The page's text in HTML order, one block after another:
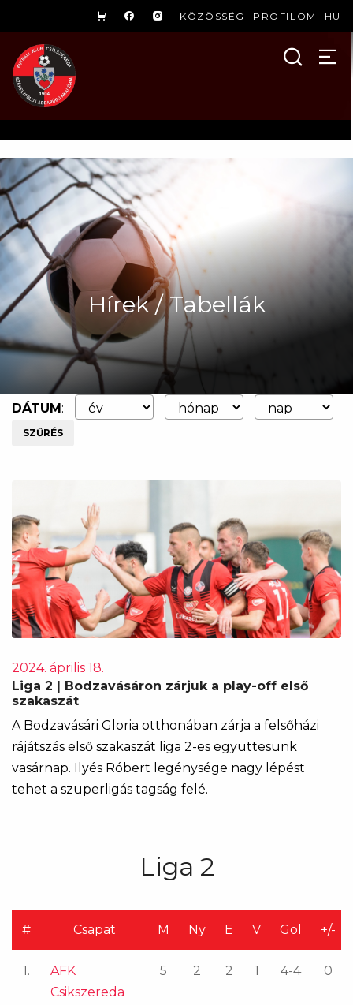
KÖZÖSSÉG PROFILOM HU
Hírek / Tabellák
DÁTUM:
SZŰRÉS
2024. április 18.
Liga 2 | Bodzavásáron zárjuk a play-off első
szakaszát
A Bodzavásári Gloria otthonában zárja a felsőházi
rájátszás első szakaszát liga 2-es együttesünk
vasárnap. Ilyés Róbert legénysége nagy lépést
tehet a szuperligás tagság felé.
Liga 2
# Csapat M Ny E V Gol +/-
1.
AFK
Csikszereda
5 2 2 1 4-4 0